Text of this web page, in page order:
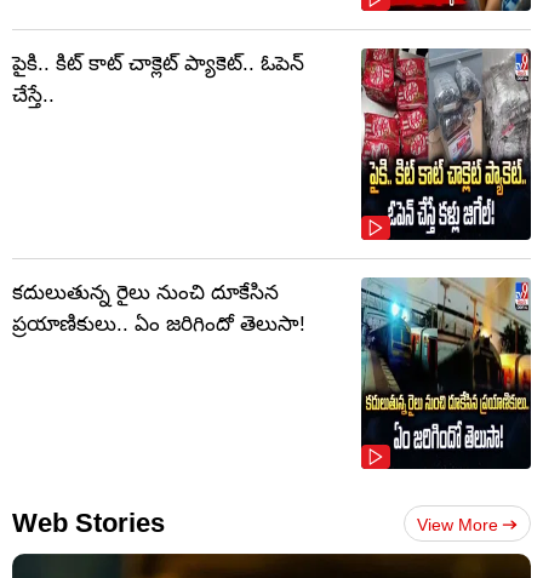
పైకి.. కిట్‌ కాట్‌ చాక్లెట్ ప్యాకెట్‌.. ఓపెన్‌
చేస్తే..
కదులుతున్న రైలు నుంచి దూకేసిన
ప్రయాణికులు.. ఏం జరిగిందో తెలుసా!
Web Stories View More